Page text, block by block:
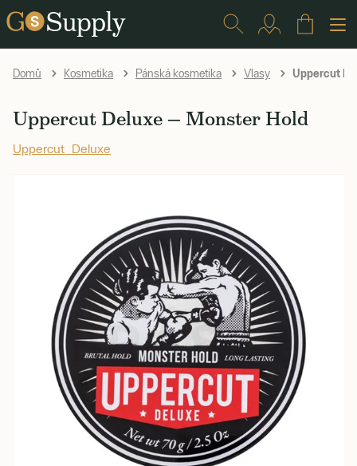
Domů Kosmetika Pánská kosmetika Vlasy Uppercut
Uppercut Deluxe — Monster Hold
Uppercut Deluxe